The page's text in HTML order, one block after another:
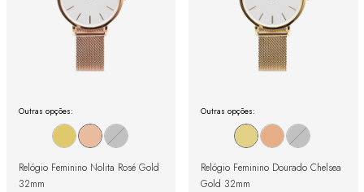
Outras opções:
Relógio Feminino Nolita Rosé Gold
32mm
Outras opções:
Relógio Feminino Dourado Chelsea
Gold 32mm